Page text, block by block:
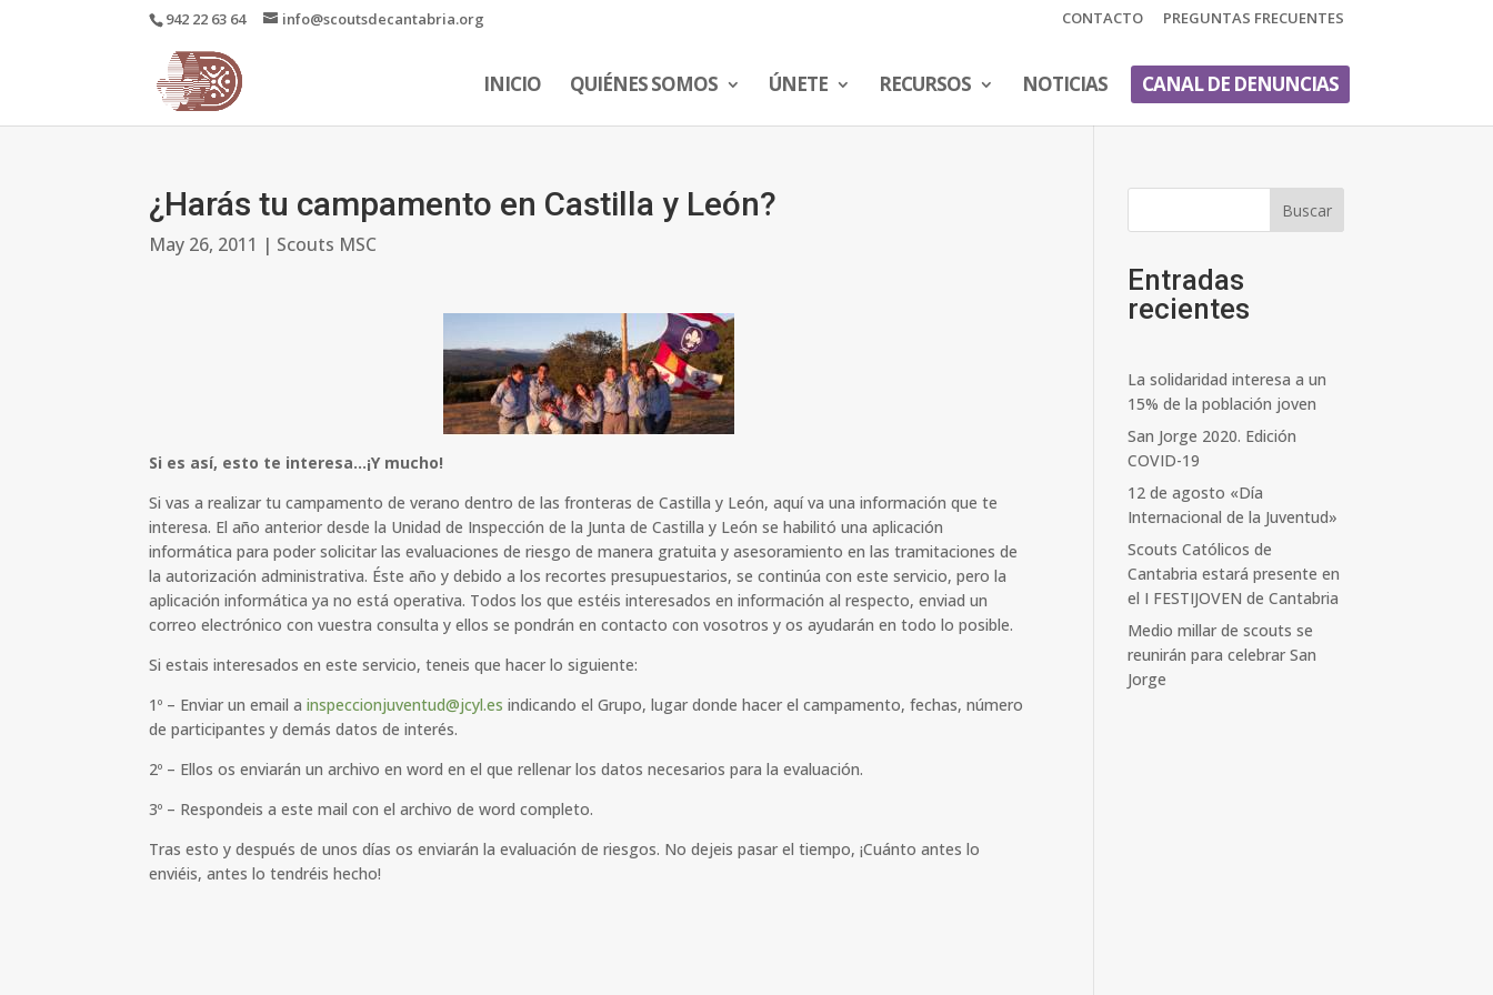
942 22 63 64 info@scoutsdecantabria.org CONTACTO PREGUNTAS FRECUENTES
INICIO QUIÉNES SOMOS ÚNETE RECURSOS NOTICIAS CANAL DE DENUNCIAS
¿Harás tu campamento en Castilla y León?
May 26, 2011 | Scouts MSC
Si es así, esto te interesa…¡Y mucho!
Si vas a realizar tu campamento de verano dentro de las fronteras de Castilla y León, aquí va una información que te
interesa. El año anterior desde la Unidad de Inspección de la Junta de Castilla y León se habilitó una aplicación
informática para poder solicitar las evaluaciones de riesgo de manera gratuita y asesoramiento en las tramitaciones de
la autorización administrativa. Éste año y debido a los recortes presupuestarios, se continúa con este servicio, pero la
aplicación informática ya no está operativa. Todos los que estéis interesados en información al respecto, enviad un
correo electrónico con vuestra consulta y ellos se pondrán en contacto con vosotros y os ayudarán en todo lo posible.
Si estais interesados en este servicio, teneis que hacer lo siguiente:
1º – Enviar un email ainspeccionjuventud@jcyl.es indicando el Grupo, lugar donde hacer el campamento, fechas, número
de participantes y demás datos de interés.
2º – Ellos os enviarán un archivo en word en el que rellenar los datos necesarios para la evaluación.
3º – Respondeis a este mail con el archivo de word completo.
Tras esto y después de unos días os enviarán la evaluación de riesgos. No dejeis pasar el tiempo, ¡Cuánto antes lo
enviéis, antes lo tendréis hecho!
Buscar
Entradas
recientes
La solidaridad interesa a un
15% de la población joven
San Jorge 2020. Edición
COVID-19
12 de agosto «Día
Internacional de la Juventud»
Scouts Católicos de
Cantabria estará presente en
el I FESTIJOVEN de Cantabria
Medio millar de scouts se
reunirán para celebrar San
Jorge